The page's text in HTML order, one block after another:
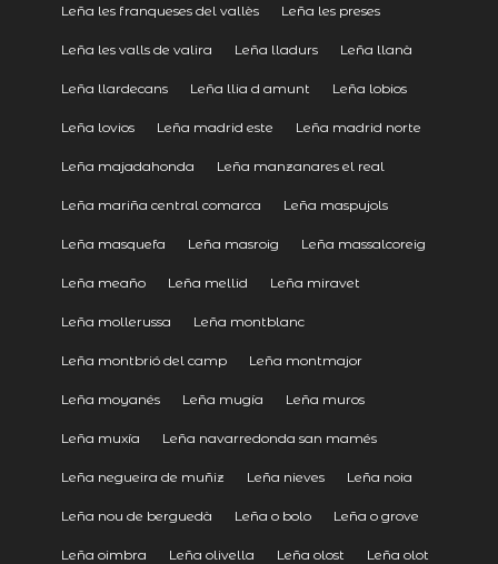
Leña les franqueses del vallès Leña les preses
Leña les valls de valira Leña lladurs Leña llanà
Leña llardecans Leña llia d amunt Leña lobios
Leña lovios Leña madrid este Leña madrid norte
Leña majadahonda Leña manzanares el real
Leña mariña central comarca Leña maspujols
Leña masquefa Leña masroig Leña massalcoreig
Leña meaño Leña mellid Leña miravet
Leña mollerussa Leña montblanc
Leña montbrió del camp Leña montmajor
Leña moyanés Leña mugía Leña muros
Leña muxía Leña navarredonda san mamés
Leña negueira de muñiz Leña nieves Leña noia
Leña nou de berguedà Leña o bolo Leña o grove
Leña oimbra Leña olivella Leña olost Leña olot